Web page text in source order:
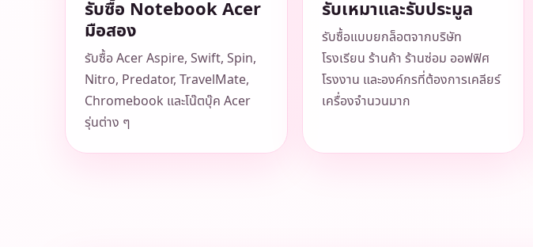
รับซื้อ Notebook Acer
มือสอง
รับซื้อ Acer Aspire, Swift, Spin,
Nitro, Predator, TravelMate,
Chromebook และโน๊ตบุ๊ค Acer
รุ่นต่าง ๆ
รับเหมาและรับประมูล
รับซื้อแบบยกล็อตจากบริษัท
โรงเรียน ร้านค้า ร้านซ่อม ออฟฟิศ
โรงงาน และองค์กรที่ต้องการเคลียร์
เครื่องจำนวนมาก